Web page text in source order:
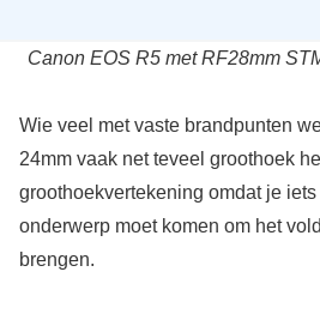
Canon EOS R5 met RF28mm
Wie veel met vaste brandpunten
24mm vaak net teveel groothoek
groothoekvertekening omdat je
onderwerp moet komen om het
brengen.